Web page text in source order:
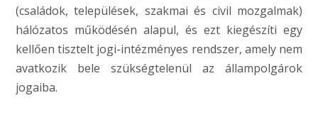
(családok, települések, szakmai és civil mozgalmak)
hálózatos működésén alapul, és ezt kiegészíti egy
kellően tisztelt jogi-intézményes rendszer, amely nem
avatkozik bele szükségtelenül az állampolgárok
jogaiba.